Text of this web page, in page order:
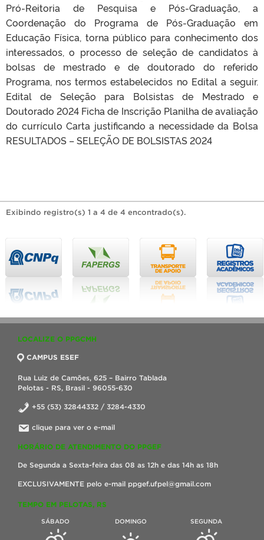
Pró-Reitoria de Pesquisa e Pós-Graduação, a
Coordenação do Programa de Pós-Graduação em
Educação Física, torna público para conhecimento dos
interessados, o processo de seleção de candidatos à
bolsas de mestrado e de doutorado do referido
Programa, nos termos estabelecidos no Edital a seguir.
Edital de Seleção para Bolsistas de Mestrado e
Doutorado 2024 Ficha de Inscrição Planilha de avaliação
do currículo Carta justificando a necessidade da Bolsa
RESULTADOS – SELEÇÃO DE BOLSISTAS 2024
Exibindo registro(s) 1 a 4 de 4 encontrado(s).
LOCALIZE O PPGCMH
CAMPUS ESEF
Rua Luiz de Camões, 625 – Bairro Tablada
Pelotas - RS, Brasil - 96055-630
+55 (53) 32844332 / 3284-4330
clique para ver o e-mail
HORÁRIO DE ATENDIMENTO DO PPGEF
De Segunda a Sexta-feira das 08 as 12h e das 14h as 18h
EXCLUSIVAMENTE pelo e-mail ppgef.ufpel@gmail.com
TEMPO EM PELOTAS, RS
SÁBADO DOMINGO SEGUNDA